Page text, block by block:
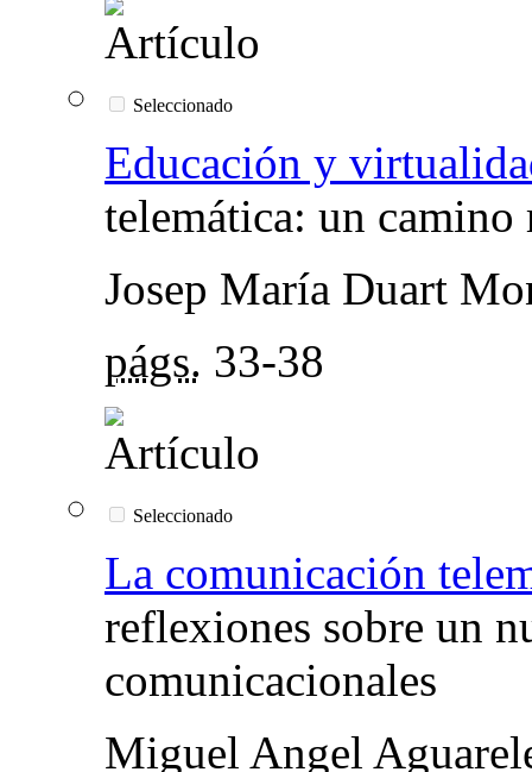
Seleccionado
Educación y
telemática: un
Josep María Duart
págs. 33-38
Seleccionado
La comunicación
reflexiones sobre un
comunicacionales
Miguel Angel